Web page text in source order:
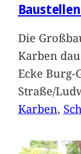
Die
Karben
Ecke
Straße/
Karben,